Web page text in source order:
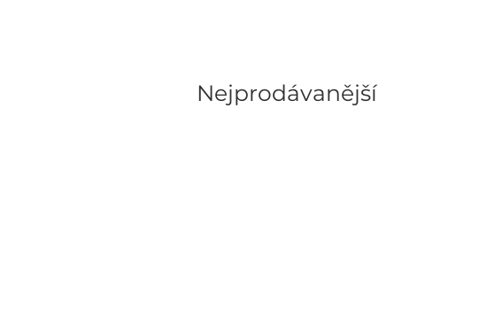
Nejprodávanější